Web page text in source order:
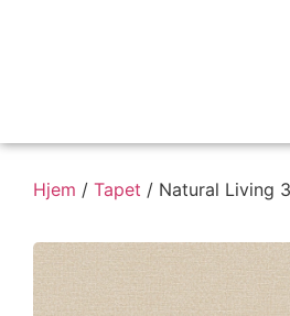
Hjem / Tapet / Natural Living